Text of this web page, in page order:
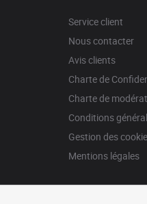
Service client
Nous contacter
Avis clients
Charte de
Charte de
Conditions
Gestion des
Mentions légales